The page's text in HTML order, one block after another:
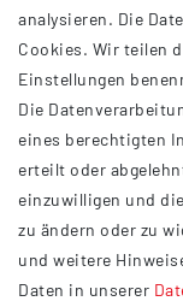
AGB
Impressum
Widerrufsrecht
Barrierefreiheit
Service
analysieren. Die
Cookies. Wir teilen
Einstellungen
Die
eines berechtigten
erteilt oder
einzuwilligen und
zu ändern oder zu
und weitere
Daten in unserer